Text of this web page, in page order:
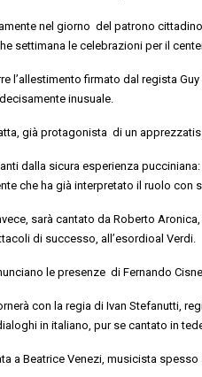
nel giorno del patrono
settimana le celebrazioni per il
l’allestimento firmato dal regista Guy
inusuale.
, già protagonista di un
dalla sicura esperienza pucciniana:
che ha già interpretato il ruolo
sarà cantato da Roberto Aronica
di successo, all’esordioal Verdi.
le presenze di Fernando
con la regia di Ivan Stefanutti,
in italiano, pur se cantato in
a Beatrice Venezi, musicista spesso